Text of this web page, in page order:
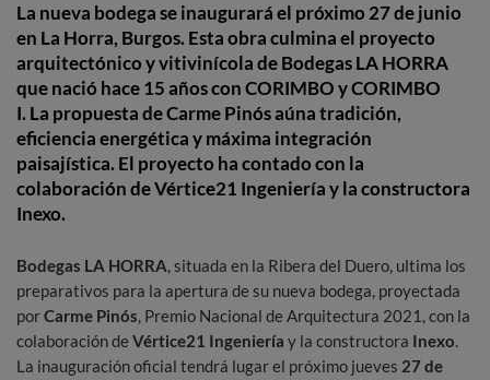
La nueva bodega se inaugurará el próximo 27 de junio
en La Horra, Burgos. Esta obra culmina el proyecto
arquitectónico y vitivinícola de Bodegas LA HORRA
que nació hace 15 años con CORIMBO y CORIMBO
I. La propuesta de Carme Pinós aúna tradición,
eficiencia energética y máxima integración
paisajística. El proyecto ha contado con la
colaboración de Vértice21 Ingeniería y la constructora
Inexo.
Bodegas LA HORRA, situada en la Ribera del Duero, ultima los
preparativos para la apertura de su nueva bodega, proyectada
porCarme Pinós, Premio Nacional de Arquitectura 2021, con la
colaboración de Vértice21 Ingeniería y la constructora Inexo.
La inauguración oficial tendrá lugar el próximo jueves 27 de